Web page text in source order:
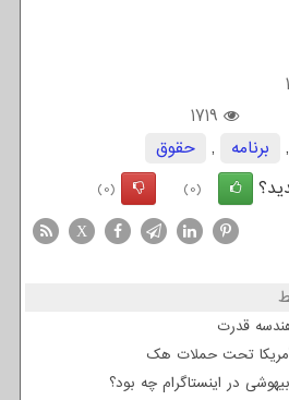
1719
, برنامه ,
حقوق
(0)
(0)
X
قدرت
تحت حملات هک
در اینستاگرام چه بود؟